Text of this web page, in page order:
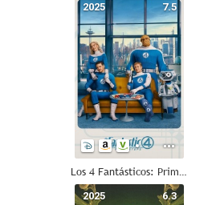
7.5
2025
Los 4 Fantásticos: Primeros pasos
6.3
2025